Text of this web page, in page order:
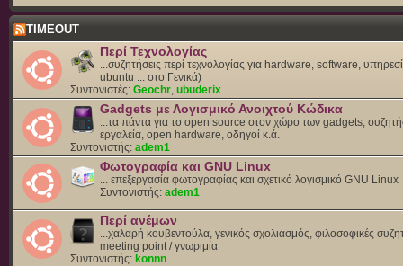
TIMEOUT
Περί Τεχνολογίας
...συζητήσεις περί τεχνολογίας για hardware, software,
ubuntu ... στο Γενικά)
Συντονιστές: Geochr ubuderix
Gadgets με Λογισμικό Ανοιχτού Κώδικα
...τα πάντα για το open source στον χώρο των gadgets,
εργαλεία, open hardware, οδηγοί κ.ά.
Συντονιστής: adem1
Φωτογραφία και GNU Linux
... επεξεργασία φωτογραφίας και σχετικό λογισμικό GNU Linux
Συντονιστής: adem1
Περί ανέμων
...χαλαρή κουβεντούλα, γενικός σχολιασμός, φιλοσοφικές
meeting point / γνωριμία
Συντονιστής: konnn